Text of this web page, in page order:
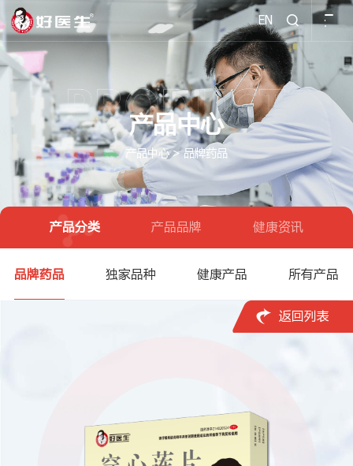
EN 
产品中心
产品中心>品牌药品
产品分类 产品品牌 健康资讯
品牌药品 独家品种 健康产品 所有产品
 返回列表